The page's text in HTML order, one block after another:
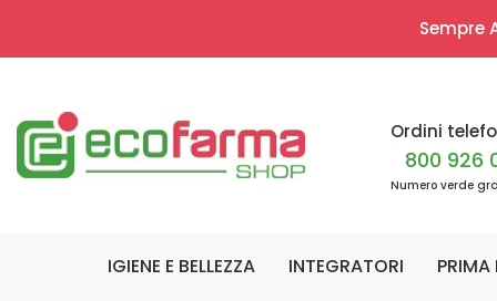
Sempre
Ordini
800 926
Numero verde
IGIENE E BELLEZZA INTEGRATORI PRIMA